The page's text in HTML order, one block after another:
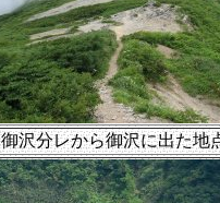
御沢分レから御沢に出た地